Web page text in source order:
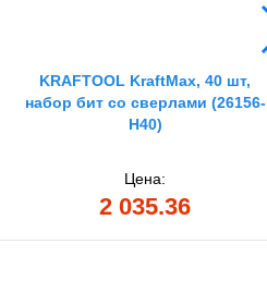
KRAFTOOL KraftMax, 40 шт,
набор бит со сверлами (26156-
H40)
Цена:
2 035.36